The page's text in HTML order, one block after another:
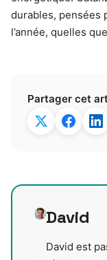
durables, pensées
l’année, quelles
Partager cet
David
David est